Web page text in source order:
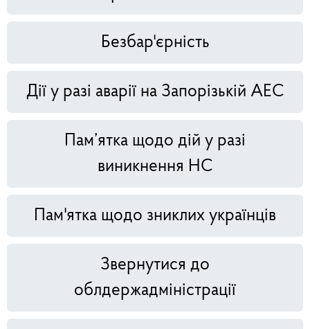
Безбар'єрність
Дії у разі аварії на Запорізькій АЕС
Пам’ятка щодо дій у разі
виникнення НС
Пам'ятка щодо зниклих українців
Звернутися до
облдержадміністрації